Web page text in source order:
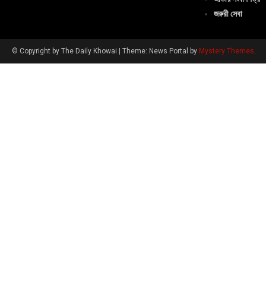
জরুরী সেবা
© Copyright by The Daily Khowai | Theme: News Portal by Mystery Themes